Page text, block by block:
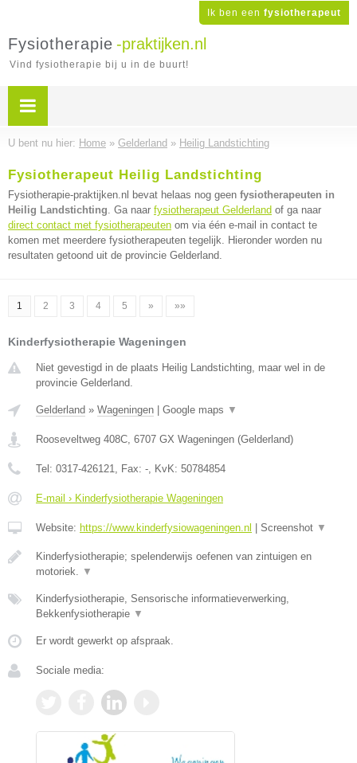
Ik ben een fysiotherapeut
Fysiotherapie -praktijken.nl
Vind fysiotherapie bij u in de buurt!
U bent nu hier: Home » Gelderland » Heilig Landstichting
Fysiotherapeut Heilig Landstichting
Fysiotherapie-praktijken.nl bevat helaas nog geen fysiotherapeuten in
Heilig Landstichting. Ga naar fysiotherapeut Gelderland of ga naar
direct contact met fysiotherapeuten om via één e-mail in contact te
komen met meerdere fysiotherapeuten tegelijk. Hieronder worden nu
resultaten getoond uit de provincie Gelderland.
1 2 3 4 5 » »»
Kinderfysiotherapie Wageningen
Niet gevestigd in de plaats Heilig Landstichting, maar wel in de
provincie Gelderland.
Gelderland » Wageningen Google maps ▼
Rooseveltweg 408C, 6707 GX Wageningen (Gelderland)
Tel: 0317-426121, Fax: -, KvK: 50784854
E-mail › Kinderfysiotherapie Wageningen
Website: https://www.kinderfysiowageningen.nl Screenshot ▼
Kinderfysiotherapie; spelenderwijs oefenen van zintuigen en
motoriek. ▼
Kinderfysiotherapie, Sensorische informatieverwerking,
Bekkenfysiotherapie ▼
Er wordt gewerkt op afspraak.
Sociale media: